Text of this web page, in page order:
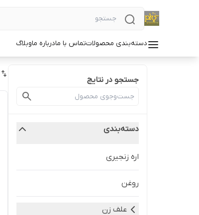
دسته‌بندی محصولاتتماس با مادرباره ماوبلاگ
جستجو در نتایج
دسته‌بندی
اره زنجیری
روغن
علف زن